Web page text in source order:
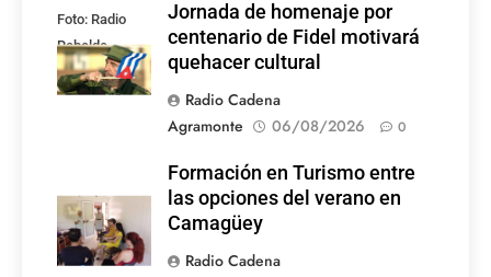
Foto: Radio
Rebelde
Jornada de homenaje por
centenario de Fidel motivará
quehacer cultural
Radio Cadena
Agramonte
06/08/2026 0
Formación en Turismo entre
las opciones del verano en
Camagüey
Radio Cadena